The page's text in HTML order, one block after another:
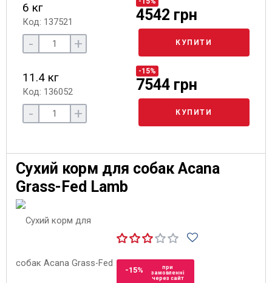
6 кг
Код: 137521 4542 грн
- + КУПИТИ
11.4 кг
Код: 136052
-15%
7544 грн
- + КУПИТИ
Сухий корм для собак Acana
Grass-Fed Lamb
-15%
при
замовленні
через сайт